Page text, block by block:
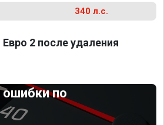
340 л.с.
2 после удаления
ошибки по